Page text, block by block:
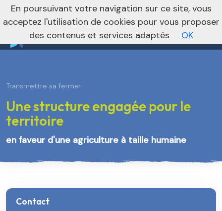
Vers le site régional Vers le site national
nivo_2026: 1
Transmettre sa ferme›
Une structure engagée pour le
territoire
en faveur d'une agriculture à taille humaine
Contact
En poursuivant votre navigation sur ce site, vous
acceptez l'utilisation de cookies pour vous proposer
des contenus et services adaptés
OK